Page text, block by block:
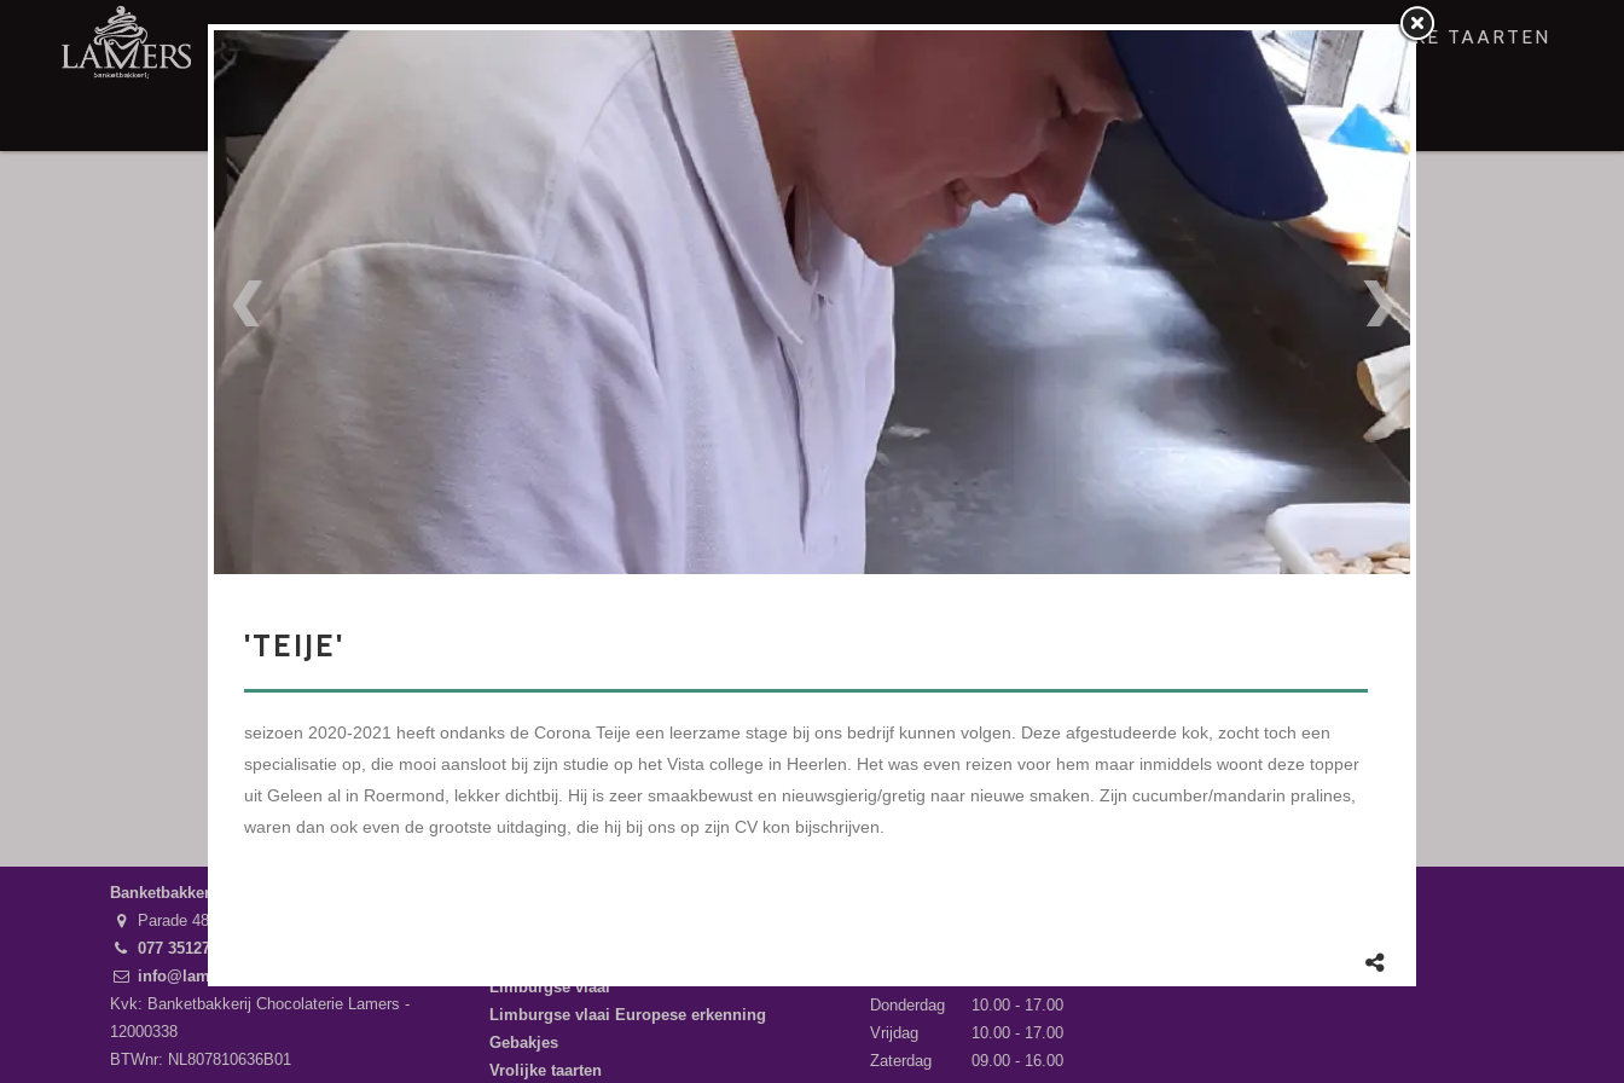
WEBWINKEL LIMBURGSE VLAAI LIMBURGSE VLAAI EUROPESE ERKENNING GEBAKJES VROLIJKE TAARTEN
CHOCOLADE
'TEIJE'
seizoen 2020-2021 heeft ondanks de Corona Teije een leerzame
stage bij ons bedrijf kunnen volgen. Deze afgestudeerde kok,
zocht toch een specialisatie op, die mooi aansloot bij zijn studie
op het Vista college in Heerlen. Het was even reizen voor hem
maar inmiddels woont deze topper uit Geleen al in Roermond,
lekker dichtbij. Hij is zeer smaakbewust en nieuwsgierig/gretig
Banketbakkerij Lamers
Parade 48, 5911 CD Venlo
077 3512793
info@lamersbanket.nl
Kvk: Banketbakkerij Chocolaterie Lamers -
12000338
BTWnr: NL807810636B01
Limburgse vlaai
Limburgse vlaai Europese erkenning
Gebakjes
Vrolijke taarten
Donderdag
10.00 - 17.00
Vrijdag
10.00 - 17.00
Zaterdag
09.00 - 16.00